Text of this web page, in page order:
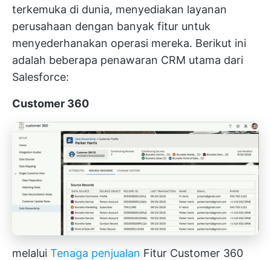
terkemuka di dunia, menyediakan layanan
perusahaan dengan banyak fitur untuk
menyederhanakan operasi mereka. Berikut ini
adalah beberapa penawaran CRM utama dari
Salesforce:
Customer 360
melalui Tenaga penjualan Fitur Customer 360